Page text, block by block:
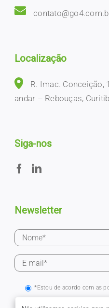
Localização
R. Imac. Conceição,
andar – Rebouças,
Siga-nos
Newsletter
*Estou de acordo com as